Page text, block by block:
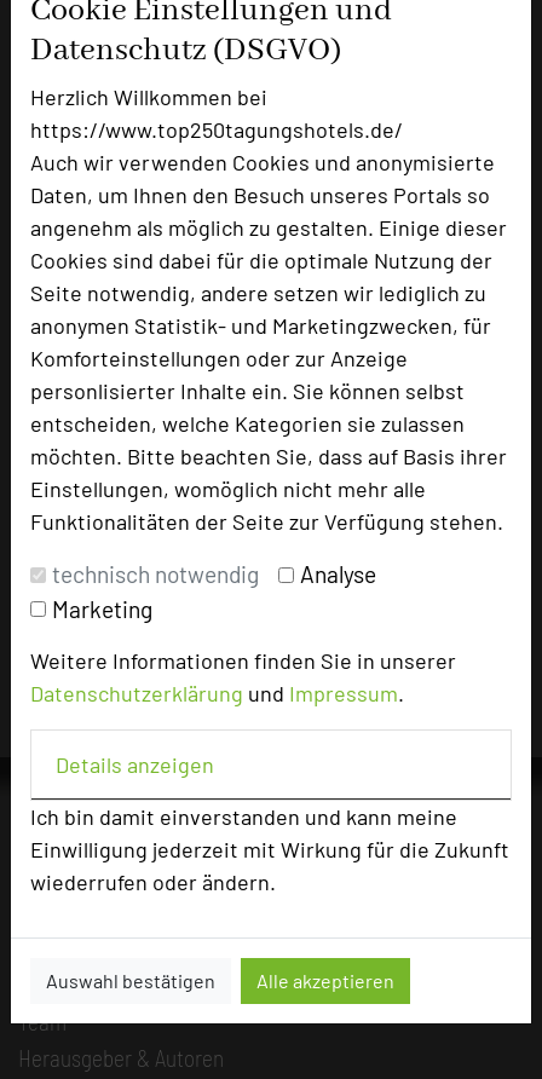
Cookie Einstellungen und
Datenschutz (DSGVO)
Herzlich Willkommen bei
https://www.top250tagungshotels.de/
Auch wir verwenden Cookies und anonymisierte
Daten, um Ihnen den Besuch unseres Portals so
angenehm als möglich zu gestalten. Einige dieser
Cookies sind dabei für die optimale Nutzung der
Seite notwendig, andere setzen wir lediglich zu
anonymen Statistik- und Marketingzwecken, für
Komforteinstellungen oder zur Anzeige
personlisierter Inhalte ein. Sie können selbst
entscheiden, welche Kategorien sie zulassen
möchten. Bitte beachten Sie, dass auf Basis ihrer
Einstellungen, womöglich nicht mehr alle
Funktionalitäten der Seite zur Verfügung stehen.
technisch notwendig
Analyse
Marketing
Weitere Informationen finden Sie in unserer
Datenschutzerklärung und Impressum.
Details anzeigen
Ich bin damit einverstanden und kann meine
Einwilligung jederzeit mit Wirkung für die Zukunft
wiederrufen oder ändern.
Auswahl bestätigen Alle akzeptieren
Zimmer
Suiten
Appartement, 5 Fahrminuten entfernt
Besonders geeignet für
Seminar, Klausur, Kreativprozesse
5070 Seiten dieses Hotels wurden in den
vergangenen 30 Tagen auf diesem Portal aufgerufen.
Für die Verwendung der Bilder haben die jeweiligen Hotels die
Nutzungsrechte für dieses Portal eingeräumt und sind dafür
verantwortlich.
Die Idee
Kategorie
Team
Herausgeber & Autoren